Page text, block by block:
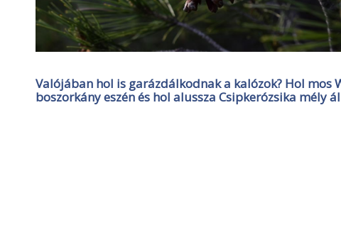
Valójában hol is garázdálkodnak a kalózok? Hol mos
boszorkány eszén és hol alussza Csipkerózsika mély